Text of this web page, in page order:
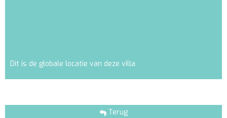
Dit is de globale locatie van deze villa
Terug